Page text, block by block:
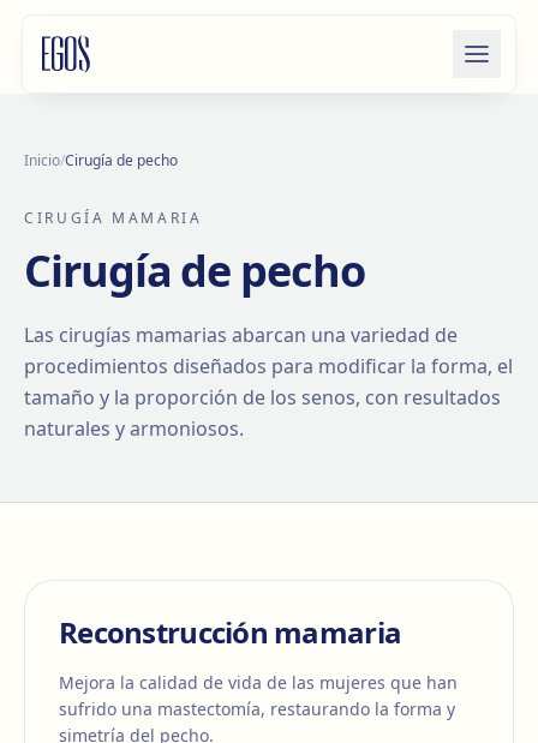
Inicio/Cirugía de pecho
CIRUGÍA MAMARIA
Cirugía de pecho
Las cirugías mamarias abarcan una variedad de
procedimientos diseñados para modificar la forma, el
tamaño y la proporción de los senos, con resultados
naturales y armoniosos.
Reconstrucción mamaria
Mejora la calidad de vida de las mujeres que han
sufrido una mastectomía, restaurando la forma y
simetría del pecho.